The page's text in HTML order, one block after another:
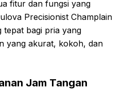
fitur dan fungsi yang
Precisionist Champlain
tepat bagi pria yang
yang akurat, kokoh, dan
Jam Tangan